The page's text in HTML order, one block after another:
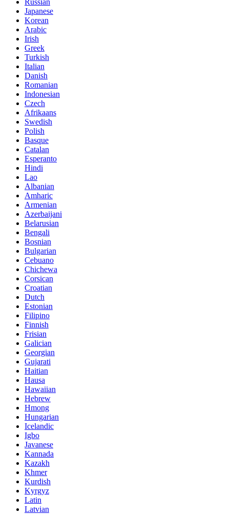
Japanese
Korean
Arabic
Irish
Greek
Turkish
Italian
Danish
Romanian
Indonesian
Czech
Afrikaans
Swedish
Polish
Basque
Catalan
Esperanto
Hindi
Lao
Albanian
Amharic
Armenian
Azerbaijani
Belarusian
Bengali
Bosnian
Bulgarian
Cebuano
Chichewa
Corsican
Croatian
Dutch
Estonian
Filipino
Finnish
Frisian
Galician
Georgian
Gujarati
Haitian
Hausa
Hawaiian
Hebrew
Hmong
Hungarian
Icelandic
Igbo
Javanese
Kannada
Kazakh
Khmer
Kurdish
Kyrgyz
Latin
Latvian